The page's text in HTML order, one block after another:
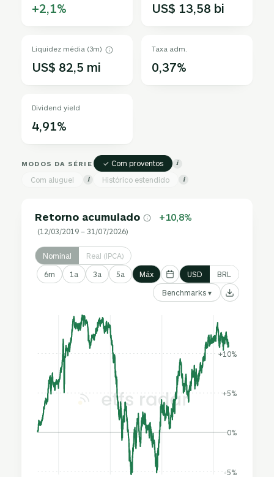
+2,1% US$ 13,58 bi
Liquidez média (3m)
US$ 82,5 mi
Taxa adm.
0,37%
Dividend yield
4,91%
MODOS DA SÉRIE ✓ Com proventos i
Com aluguel i Histórico estendido i
Retorno acumulado +10,8%
(12/03/2019 – 31/07/2026)
Nominal Real (IPCA)
6m 1a 3a 5a Máx USD BRL
Benchmarks ▾
-5%
0%
+5%
+10%